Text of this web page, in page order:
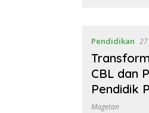
Pendidikan
CBL dan
Pendidik
Magetan